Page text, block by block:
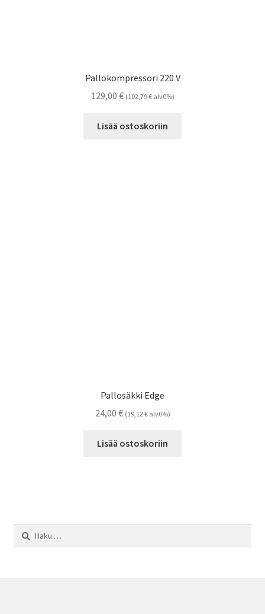
Pallokompressori 220 V
129,00 € (102,79€alv0%)
Lisää ostoskoriin
Pallosäkki Edge
24,00 € (19,12€alv0%)
Lisää ostoskoriin
Haku: